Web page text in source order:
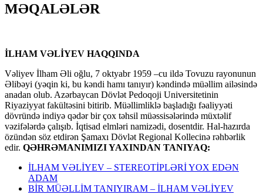
MƏQALƏLƏR
İLHAM VƏLİYEV HAQQINDA
Vəliyev İlham Əli oğlu, 7 oktyabr 1959 –cu ildə Tovuzu rayonunun
Əlibəyi (yəqin ki, bu kəndi hamı tanıyır) kəndində müəllim ailəsində
anadan olub. Azərbaycan Dövlət Pedoqoji Universitetinin
Riyaziyyat fakültəsini bitirib. Müəllimliklə başladığı fəaliyyəti
dövründə indiyə qədər bir çox təhsil müəssisələrində müxtəlif
vəzifələrdə çalışıb. İqtisad elmləri namizədi, dosentdir. Hal-hazırda
özündən söz etdirən Şamaxı Dövlət Regional Kollecinə rəhbərlik
edir. QƏHRƏMANIMIZI YAXINDAN TANIYAQ:
İLHAM VƏLİYEV – STEREOTİPLƏRİ YOX EDƏN
ADAM
BİR MÜƏLLİM TANIYIRAM – İLHAM VƏLİYEV